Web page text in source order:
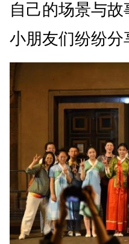
自己的场景与
小朋友们纷纷分